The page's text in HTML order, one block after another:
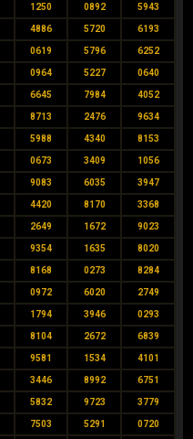
1250 0892 5943
4886 5720 6193
0619 5796 6252
0964 5227 0640
6645 7984 4052
8713 2476 9634
5988 4340 8153
0673 3409 1056
9083 6035 3947
4420 8170 3368
2649 1672 9023
9354 1635 8020
8168 0273 8284
0972 6020 2749
1794 3946 0293
8104 2672 6839
9581 1534 4101
3446 8992 6751
5832 9723 3779
7503 5291 0720